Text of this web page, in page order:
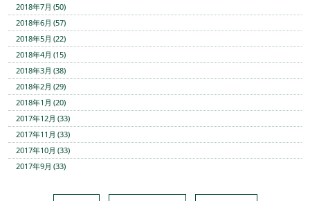
2018年7月 (50)
2018年6月 (57)
2018年5月 (22)
2018年4月 (15)
2018年3月 (38)
2018年2月 (29)
2018年1月 (20)
2017年12月 (33)
2017年11月 (33)
2017年10月 (33)
2017年9月 (33)